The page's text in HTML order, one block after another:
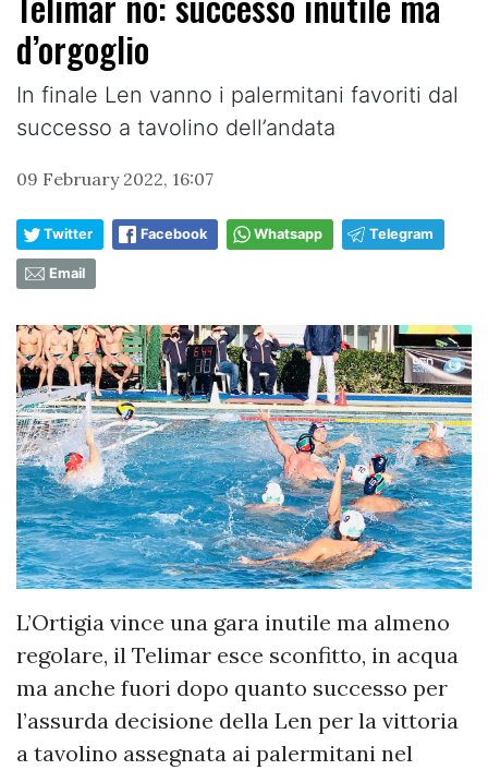
d’orgoglio
In finale Len vanno i palermitani favoriti dal
successo a tavolino dell’andata
09 February 2022, 16:07
Twitter Facebook Whatsapp Telegram
Email
L’Ortigia vince una gara inutile ma almeno
regolare, il Telimar esce sconfitto, in acqua
ma anche fuori dopo quanto successo per
l’assurda decisione della Len per la vittoria
a tavolino assegnata ai palermitani nel